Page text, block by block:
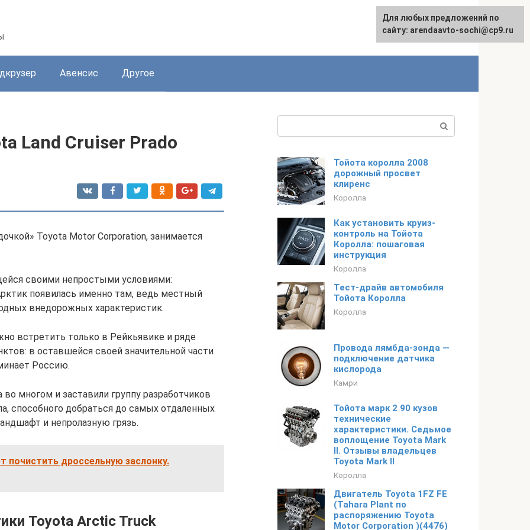
English
Авенсис Другое
Land Cruiser Prado
Toyota Motor Corporation, занимается
своими непростыми условиями:
появилась именно там, ведь местный
внедорожных характеристик.
встретить только в Рейкьявике и ряде
в оставшейся своей значительной части
Россию.
многом и заставили группу разработчиков
способного добраться до самых отдаленных
и непролазную грязь.
почистить дроссельную заслонку.
Toyota Arctic Truck
Тойота королла 2008
дорожный просвет
клиренс
Королла
Как установить круиз-
контроль на Тойота
Королла: пошаговая
инструкция
Королла
Тест-драйв автомобиля
Тойота Королла
Королла
Провода лямбда-зонда —
подключение датчика
кислорода
Камри
Тойота марк 2 90 кузов
технические
характеристики. Седьмое
воплощение Toyota Mark
II. Отзывы владельцев
Toyota Mark II
Королла
Двигатель Toyota 1FZ FE
(Tahara Plant по
распоряжению Toyota
Motor Corporation )(4476)
Для любых предложений по
сайту: arendaavto-sochi@cp9.ru